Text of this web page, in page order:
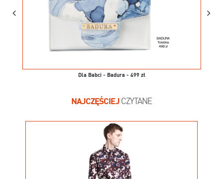
Dla Babci - Badura - 499 zł
NAJCZĘŚCIEJCZYTANE